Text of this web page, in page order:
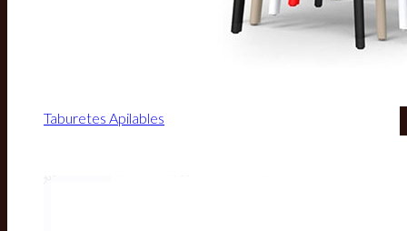
Taburetes Apilables